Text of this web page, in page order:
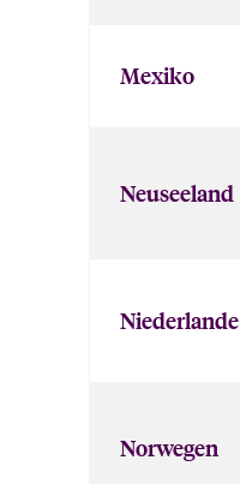
Mexiko
Neuseeland
Niederlande
Norwegen